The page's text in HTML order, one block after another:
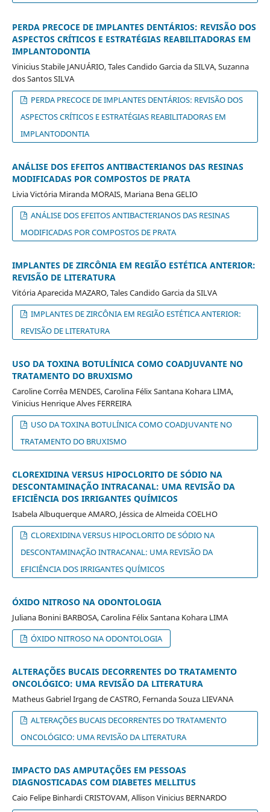
PERDA PRECOCE DE IMPLANTES DENTÁRIOS: REVISÃO DOS
ASPECTOS CRÍTICOS E ESTRATÉGIAS REABILITADORAS EM
IMPLANTODONTIA
Vinicius Stabile JANUÁRIO, Tales Candido Garcia da SILVA, Suzanna
dos Santos SILVA
PERDA PRECOCE DE IMPLANTES DENTÁRIOS: REVISÃO DOS
ASPECTOS CRÍTICOS E ESTRATÉGIAS REABILITADORAS EM
IMPLANTODONTIA
ANÁLISE DOS EFEITOS ANTIBACTERIANOS DAS RESINAS
MODIFICADAS POR COMPOSTOS DE PRATA
Livia Victória Miranda MORAIS, Mariana Bena GELIO
ANÁLISE DOS EFEITOS ANTIBACTERIANOS DAS RESINAS
MODIFICADAS POR COMPOSTOS DE PRATA
IMPLANTES DE ZIRCÔNIA EM REGIÃO ESTÉTICA ANTERIOR:
REVISÃO DE LITERATURA
Vitória Aparecida MAZARO, Tales Candido Garcia da SILVA
IMPLANTES DE ZIRCÔNIA EM REGIÃO ESTÉTICA ANTERIOR:
REVISÃO DE LITERATURA
USO DA TOXINA BOTULÍNICA COMO COADJUVANTE NO
TRATAMENTO DO BRUXISMO
Caroline Corrêa MENDES, Carolina Félix Santana Kohara LIMA,
Vinicius Henrique Alves FERREIRA
USO DA TOXINA BOTULÍNICA COMO COADJUVANTE NO
TRATAMENTO DO BRUXISMO
CLOREXIDINA VERSUS HIPOCLORITO DE SÓDIO NA
DESCONTAMINAÇÃO INTRACANAL: UMA REVISÃO DA
EFICIÊNCIA DOS IRRIGANTES QUÍMICOS
Isabela Albuquerque AMARO, Jéssica de Almeida COELHO
CLOREXIDINA VERSUS HIPOCLORITO DE SÓDIO NA
DESCONTAMINAÇÃO INTRACANAL: UMA REVISÃO DA
EFICIÊNCIA DOS IRRIGANTES QUÍMICOS
ÓXIDO NITROSO NA ODONTOLOGIA
Juliana Bonini BARBOSA, Carolina Félix Santana Kohara LIMA
ÓXIDO NITROSO NA ODONTOLOGIA
ALTERAÇÕES BUCAIS DECORRENTES DO TRATAMENTO
ONCOLÓGICO: UMA REVISÃO DA LITERATURA
Matheus Gabriel Irgang de CASTRO, Fernanda Souza LIEVANA
ALTERAÇÕES BUCAIS DECORRENTES DO TRATAMENTO
ONCOLÓGICO: UMA REVISÃO DA LITERATURA
IMPACTO DAS AMPUTAÇÕES EM PESSOAS
DIAGNOSTICADAS COM DIABETES MELLITUS
Caio Felipe Binhardi CRISTOVAM, Allison Vinicius BERNARDO